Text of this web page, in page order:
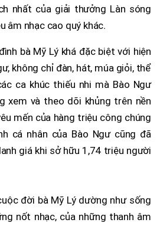
nhất của giải thưởng Làn sóng
âm nhạc cao quý khác.
bà Mỹ Lý khá đặc biệt với hiện
không chỉ đàn, hát, múa giỏi, thể
ca khúc thiếu nhi mà Bào Ngư
xem và theo dõi khủng trên nền
mến của hàng triệu công chúng
cá nhân của Bào Ngư cũng đã
giá khi sở hữu 1,74 triệu người
đời bà Mỹ Lý dường như sống
nốt nhạc, của những thanh âm